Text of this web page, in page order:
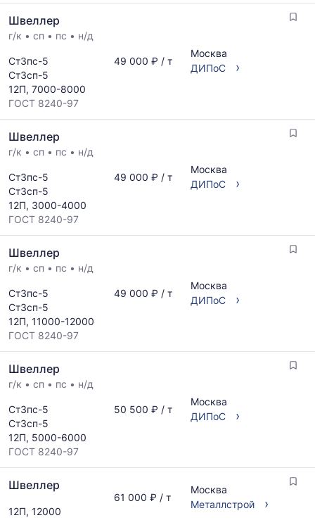
Швеллер
г/к • сп • пс • н/д
Ст3пс-5
Ст3сп-5
12П, 7000-8000
ГОСТ 8240-97
49 000 ₽ / т
Москва
ДИПоС
›
Швеллер
г/к • сп • пс • н/д
Ст3пс-5
Ст3сп-5
12П, 3000-4000
ГОСТ 8240-97
49 000 ₽ / т
Москва
ДИПоС
›
Швеллер
г/к • сп • пс • н/д
Ст3пс-5
Ст3сп-5
12П, 11000-12000
ГОСТ 8240-97
49 000 ₽ / т
Москва
ДИПоС
›
Швеллер
г/к • сп • пс • н/д
Ст3пс-5
Ст3сп-5
12П, 5000-6000
ГОСТ 8240-97
50 500 ₽ / т
Москва
ДИПоС
›
Швеллер
12П, 12000
61 000 ₽ / т
Москва
Металлстрой
›